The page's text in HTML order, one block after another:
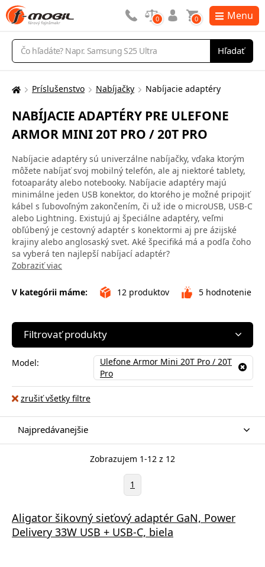
Vyhľadávanie
Hľadať
0 0 Menu
Tu
nachádzate:
Príslušenstvo Nabíjačky Nabíjacie adaptéry
NABÍJACIE ADAPTÉRY PRE ULEFONE
ARMOR MINI 20T PRO / 20T PRO
Nabíjacie adaptéry sú univerzálne nabíjačky, vďaka ktorým
môžete nabíjať svoj mobilný telefón, ale aj niektoré tablety,
fotoaparáty alebo notebooky. Nabíjacie adaptéry majú
minimálne jeden USB konektor, do ktorého je možné pripojiť
kábel s ľubovoľným zakončením, či už ide o microUSB, USB-C
alebo Lightning. Existujú aj špeciálne adaptéry, veľmi
obľúbený je cestovný adaptér s konektormi aj pre ázijské
krajiny alebo anglosaský svet. Aké špecifiká má a podľa čoho
sa vyberá ten najlepší nabíjací adaptér?
Zobraziť viac
V kategórii máme: 12 produktov 5 hodnotenie
Filtrovať produkty
Model:
Ulefone Armor Mini 20T Pro / 20T
Pro
zrušiť všetky filtre
Najpredávanejšie
Zobrazujem 1-12 z 12
1
Aligator šikovný sieťový adaptér GaN, Power
Delivery 33W USB + USB-C, biela